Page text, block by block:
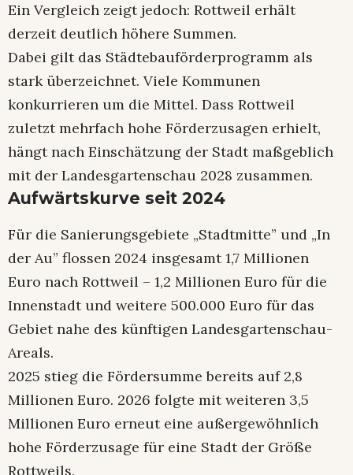
Ein Vergleich zeigt jedoch: Rottweil erhält
derzeit deutlich höhere Summen.
Dabei gilt das Städtebauförderprogramm als
stark überzeichnet. Viele Kommunen
konkurrieren um die Mittel. Dass Rottweil
zuletzt mehrfach hohe Förderzusagen erhielt,
hängt nach Einschätzung der Stadt maßgeblich
mit der Landesgartenschau 2028 zusammen.
Aufwärtskurve seit 2024
Für die Sanierungsgebiete „Stadtmitte” und „In
der Au” flossen 2024 insgesamt 1,7 Millionen
Euro nach Rottweil – 1,2 Millionen Euro für die
Innenstadt und weitere 500.000 Euro für das
Gebiet nahe des künftigen Landesgartenschau-
Areals.
2025 stieg die Fördersumme bereits auf 2,8
Millionen Euro. 2026 folgte mit weiteren 3,5
Millionen Euro erneut eine außergewöhnlich
hohe Förderzusage für eine Stadt der Größe
Rottweils.